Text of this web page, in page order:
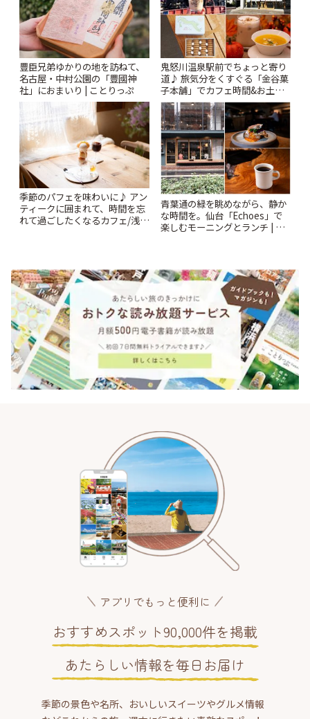
豊臣兄弟ゆかりの地を訪ねて、
名古屋・中村公園の「豊國神
社」におまいり | ことりっぷ
鬼怒川温泉駅前でちょっと寄り
道♪ 旅気分をくすぐる「金谷菓
子本舗」でカフェ時間&お土産
探し | ことりっぷ
季節のパフェを味わいに♪ アン
ティークに囲まれて、時間を忘
れて過ごしたくなるカフェ/浅草
青葉通の緑を眺めながら、静か
な時間を。仙台「Echoes」で
楽しむモーニングとランチ | こ
アプリでもっと便利に
おすすめスポット90,000件を掲載
あたらしい情報を毎日お届け
季節の景色や名所、おいしいスイーツやグルメ情報